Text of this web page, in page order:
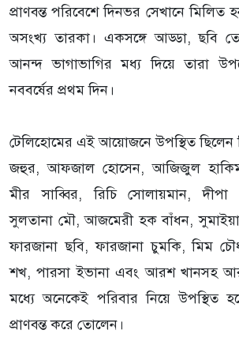
প্রাণবন্ত পরিবেশে দিনভর সেখানে
অসংখ্য তারকা। একসঙ্গে আড্ডা, ছবি
আনন্দ ভাগাভাগির মধ্য দিয়ে তারা
নববর্ষের প্রথম দিন।
টেলিহোমের এই আয়োজনে উপস্থিত ছিলেন
জহুর, আফজাল হোসেন, আজিজুল
মীর সাব্বির, রিচি সোলায়মান, দীপা
সুলতানা মৌ, আজমেরী হক বাঁধন,
ফারজানা ছবি, ফারজানা চুমকি, মিম
শখ, পারসা ইভানা এবং আরশ খানসহ
মধ্যে অনেকেই পরিবার নিয়ে
প্রাণবন্ত করে তোলেন।